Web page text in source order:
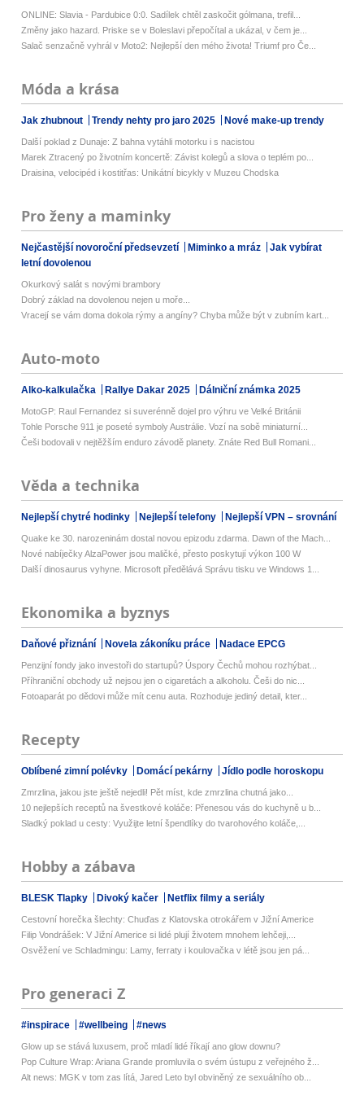
ONLINE: Slavia - Pardubice 0:0. Sadílek chtěl zaskočit gólmana, trefil...
Změny jako hazard. Priske se v Boleslavi přepočítal a ukázal, v čem je...
Salač senzačně vyhrál v Moto2: Nejlepší den mého života! Triumf pro Če...
Móda a krása
Jak zhubnout Trendy nehty pro jaro 2025 Nové make-up trendy
Další poklad z Dunaje: Z bahna vytáhli motorku i s nacistou
Marek Ztracený po životním koncertě: Závist kolegů a slova o teplém po...
Draisina, velocipéd i kostitřas: Unikátní bicykly v Muzeu Chodska
Pro ženy a maminky
Nejčastější novoroční předsevzetí Miminko a mráz
Jak vybírat
letní dovolenou
Okurkový salát s novými brambory
Dobrý základ na dovolenou nejen u moře...
Vracejí se vám doma dokola rýmy a angíny? Chyba může být v zubním kart...
Auto-moto
Alko-kalkulačka Rallye Dakar 2025 Dálniční známka 2025
MotoGP: Raul Fernandez si suverénně dojel pro výhru ve Velké Británii
Tohle Porsche 911 je poseté symboly Austrálie. Vozí na sobě miniaturní...
Češi bodovali v nejtěžším enduro závodě planety. Znáte Red Bull Romani...
Věda a technika
Nejlepší chytré hodinky Nejlepší telefony Nejlepší VPN – srovnání
Quake ke 30. narozeninám dostal novou epizodu zdarma. Dawn of the Mach...
Nové nabíječky AlzaPower jsou maličké, přesto poskytují výkon 100 W
Další dinosaurus vyhyne. Microsoft předělává Správu tisku ve Windows 1...
Ekonomika a byznys
Daňové přiznání Novela zákoníku práce Nadace EPCG
Penzijní fondy jako investoři do startupů? Úspory Čechů mohou rozhýbat...
Příhraniční obchody už nejsou jen o cigaretách a alkoholu. Češi do nic...
Fotoaparát po dědovi může mít cenu auta. Rozhoduje jediný detail, kter...
Recepty
Oblíbené zimní polévky Domácí pekárny Jídlo podle horoskopu
Zmrzlina, jakou jste ještě nejedli! Pět míst, kde zmrzlina chutná jako...
10 nejlepších receptů na švestkové koláče: Přenesou vás do kuchyně u b...
Sladký poklad u cesty: Využijte letní špendlíky do tvarohového koláče,...
Hobby a zábava
BLESK Tlapky Divoký kačer Netflix filmy a seriály
Cestovní horečka šlechty: Chuďas z Klatovska otrokářem v Jižní Americe
Filip Vondrášek: V Jižní Americe si lidé plují životem mnohem lehčeji,...
Osvěžení ve Schladmingu: Lamy, ferraty i koulovačka v létě jsou jen pá...
Pro generaci Z
#inspirace #wellbeing #news
Glow up se stává luxusem, proč mladí lidé říkají ano glow downu?
Pop Culture Wrap: Ariana Grande promluvila o svém ústupu z veřejného ž...
Alt news: MGK v tom zas lítá, Jared Leto byl obviněný ze sexuálního ob...